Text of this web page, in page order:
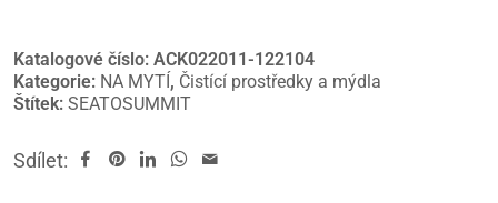
Katalogové číslo: ACK022011-122104
Kategorie: NA MYTÍ, Čistící prostředky a mýdla
Štítek: SEATOSUMMIT
Sdílet: